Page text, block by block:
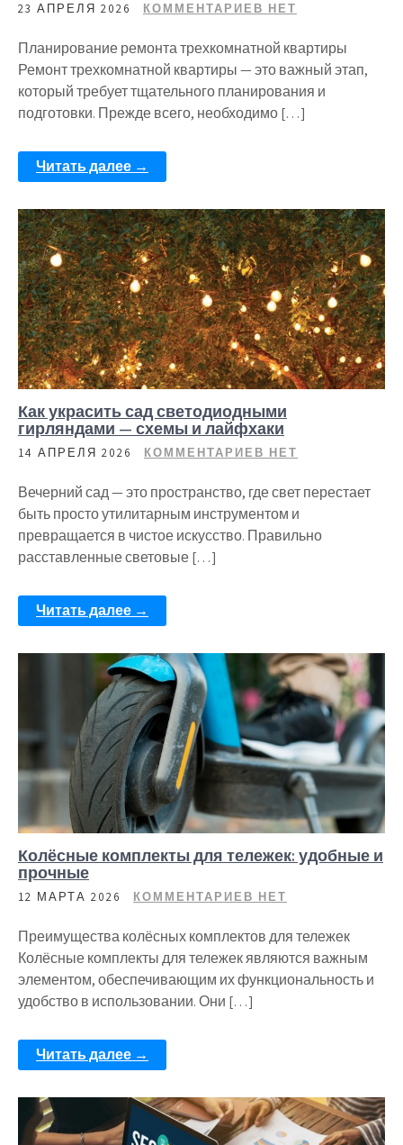
23 АПРЕЛЯ 2026 КОММЕНТАРИЕВ НЕТ
Планирование ремонта трехкомнатной квартиры
Ремонт трехкомнатной квартиры — это важный этап,
который требует тщательного планирования и
подготовки. Прежде всего, необходимо […]
Читать далее →
Как украсить сад светодиодными
гирляндами — схемы и лайфхаки
14 АПРЕЛЯ 2026 КОММЕНТАРИЕВ НЕТ
Вечерний сад — это пространство, где свет перестает
быть просто утилитарным инструментом и
превращается в чистое искусство. Правильно
расставленные световые […]
Читать далее →
Колёсные комплекты для тележек: удобные и
прочные
12 МАРТА 2026 КОММЕНТАРИЕВ НЕТ
Преимущества колёсных комплектов для тележек
Колёсные комплекты для тележек являются важным
элементом, обеспечивающим их функциональность и
удобство в использовании. Они […]
Читать далее →